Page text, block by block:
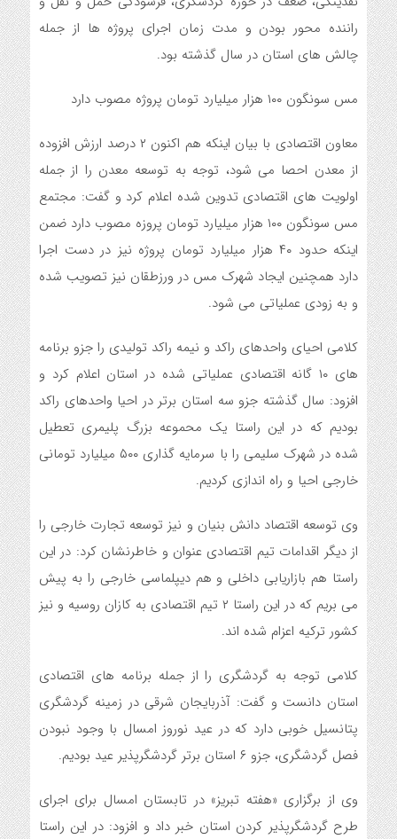
راننده محور بودن و مدت زمان اجرای پروژه ها از جمله
چالش های استان در سال گذشته بود.
مس سونگون ۱۰۰ هزار میلیارد تومان پروژه مصوب دارد
معاون اقتصادی با بیان اینکه هم اکنون ۲ درصد ارزش افزوده
از معدن احصا می شود، توجه به توسعه معدن را از جمله
اولویت های اقتصادی تدوین شده اعلام کرد و گفت: مجتمع
مس سونگون ۱۰۰ هزار میلیارد تومان پروزه مصوب دارد ضمن
اینکه حدود ۴۰ هزار میلیارد تومان پروژه نیز در دست اجرا
دارد همچنین ایجاد شهرک مس در ورزطقان نیز تصویب شده
و به زودی عملیاتی می شود.
کلامی احیای واحدهای راکد و نیمه راکد تولیدی را جزو برنامه
های ۱۰ گانه اقتصادی عملیاتی شده در استان اعلام کرد و
افزود: سال گذشته جزو سه استان برتر در احیا واحدهای راکد
بودیم که در این راستا یک محموعه بزرگ پلیمری تعطیل
شده در شهرک سلیمی را با سرمایه گذاری ۵۰۰ میلیارد تومانی
خارجی احیا و راه اندازی کردیم.
وی توسعه اقتصاد دانش بنیان و نیز توسعه تجارت خارجی را
از دیگر اقدامات تیم اقتصادی عنوان و خاطرنشان کرد: در این
راستا هم بازاریابی داخلی و هم دیپلماسی خارجی را به پیش
می بریم که در این راستا ۲ تیم اقتصادی به کازان روسیه و نیز
کشور ترکیه اعزام شده اند.
کلامی توجه به گردشگری را از جمله برنامه های اقتصادی
استان دانست و گفت: آذربایجان شرقی در زمینه گردشگری
پتانسیل خوبی دارد که در عید نوروز امسال با وجود نبودن
فصل گردشگری، جزو ۶ استان برتر گردشگرپذیر عید بودیم.
وی از برگزاری «هفته تبریز» در تابستان امسال برای اجرای
طرح گردشگرپذیر کردن استان خبر داد و افزود: در این راستا